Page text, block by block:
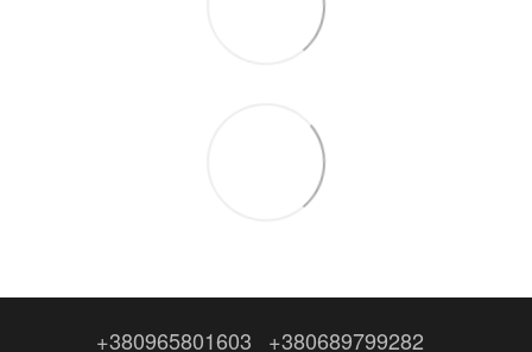
+380965801603 +380689799282